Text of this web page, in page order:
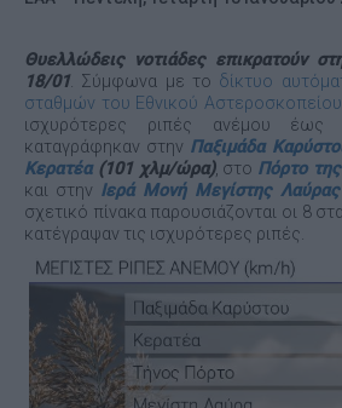
Θυελλώδεις νοτιάδες επικρατούν
18/01. Σύμφωνα με το δίκτυο
σταθμών του Εθνικού
ισχυρότερες ριπές ανέμου έως
καταγράφηκαν στην Παξιμάδα
Κερατέα(101 χλμ/ώρα), στο Πόρτο
και στην Ιερά Μονή Μεγίστης Λαύρας
σχετικό πίνακα παρουσιάζονται οι 8
κατέγραψαν τις ισχυρότερες ριπές.